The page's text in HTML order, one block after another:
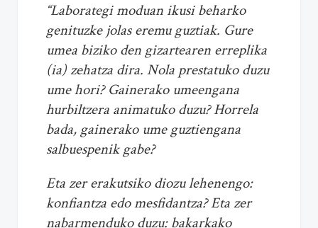
“Laborategi moduan ikusi beharko
genituzke jolas eremu guztiak. Gure
umea biziko den gizartearen erreplika
(ia) zehatza dira. Nola prestatuko duzu
ume hori? Gainerako umeengana
hurbiltzera animatuko duzu? Horrela
bada, gainerako ume guztiengana
salbuespenik gabe?
Eta zer erakutsiko diozu lehenengo:
konfiantza edo mesfidantza? Eta zer
nabarmenduko duzu: bakarkako